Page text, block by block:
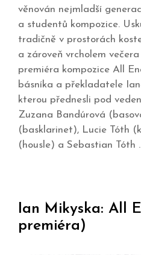
věnován nejmladší
a studentů kompozice.
tradičně v prostorách
a zároveň vrcholem
premiéra kompozice All
básníka a překladatele
kterou přednesli pod
Zuzana Bandúrová
(basklarinet), Lucie Tóth
(housle) a Sebastian Tóth
Ian Mikyska: All
premiéra)